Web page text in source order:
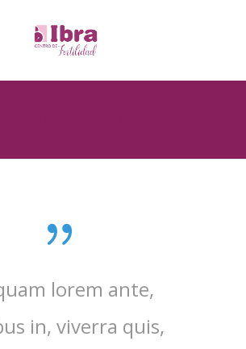
lorem ante,
in, viverra quis,